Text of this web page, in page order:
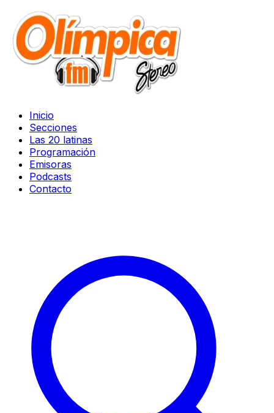
Inicio
Secciones
Las 20 latinas
Programación
Emisoras
Podcasts
Contacto